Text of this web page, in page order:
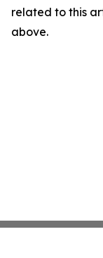
related to this
above.